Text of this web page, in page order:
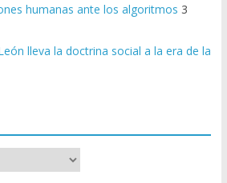
humanas ante los algoritmos 3
lleva la doctrina social a la era de la